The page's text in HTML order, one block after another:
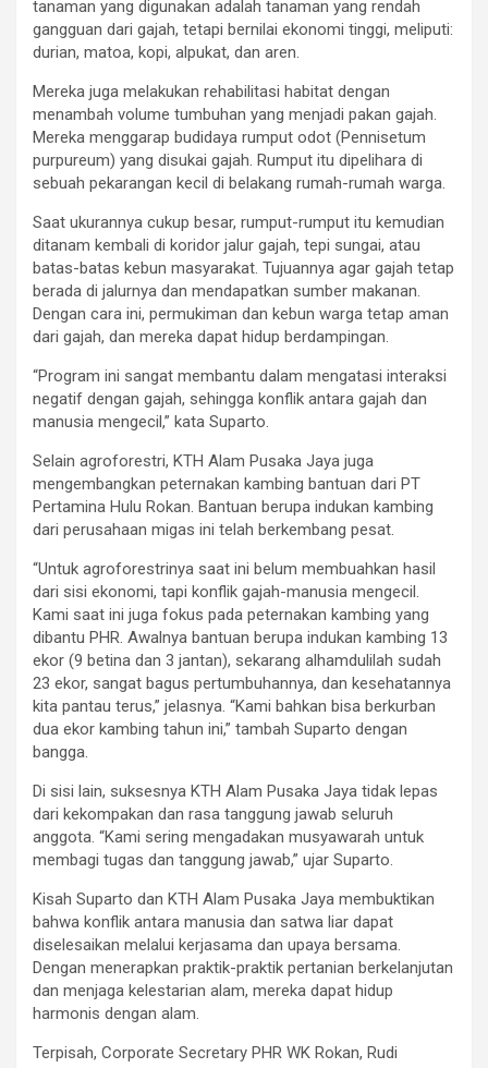
tanaman yang digunakan adalah tanaman yang rendah
gangguan dari gajah, tetapi bernilai ekonomi tinggi, meliputi:
durian, matoa, kopi, alpukat, dan aren.
Mereka juga melakukan rehabilitasi habitat dengan
menambah volume tumbuhan yang menjadi pakan gajah.
Mereka menggarap budidaya rumput odot (Pennisetum
purpureum) yang disukai gajah. Rumput itu dipelihara di
sebuah pekarangan kecil di belakang rumah-rumah warga.
Saat ukurannya cukup besar, rumput-rumput itu kemudian
ditanam kembali di koridor jalur gajah, tepi sungai, atau
batas-batas kebun masyarakat. Tujuannya agar gajah tetap
berada di jalurnya dan mendapatkan sumber makanan.
Dengan cara ini, permukiman dan kebun warga tetap aman
dari gajah, dan mereka dapat hidup berdampingan.
“Program ini sangat membantu dalam mengatasi interaksi
negatif dengan gajah, sehingga konflik antara gajah dan
manusia mengecil,” kata Suparto.
Selain agroforestri, KTH Alam Pusaka Jaya juga
mengembangkan peternakan kambing bantuan dari PT
Pertamina Hulu Rokan. Bantuan berupa indukan kambing
dari perusahaan migas ini telah berkembang pesat.
“Untuk agroforestrinya saat ini belum membuahkan hasil
dari sisi ekonomi, tapi konflik gajah-manusia mengecil.
Kami saat ini juga fokus pada peternakan kambing yang
dibantu PHR. Awalnya bantuan berupa indukan kambing 13
ekor (9 betina dan 3 jantan), sekarang alhamdulilah sudah
23 ekor, sangat bagus pertumbuhannya, dan kesehatannya
kita pantau terus,” jelasnya. “Kami bahkan bisa berkurban
dua ekor kambing tahun ini,” tambah Suparto dengan
bangga.
Di sisi lain, suksesnya KTH Alam Pusaka Jaya tidak lepas
dari kekompakan dan rasa tanggung jawab seluruh
anggota. “Kami sering mengadakan musyawarah untuk
membagi tugas dan tanggung jawab,” ujar Suparto.
Kisah Suparto dan KTH Alam Pusaka Jaya membuktikan
bahwa konflik antara manusia dan satwa liar dapat
diselesaikan melalui kerjasama dan upaya bersama.
Dengan menerapkan praktik-praktik pertanian berkelanjutan
dan menjaga kelestarian alam, mereka dapat hidup
harmonis dengan alam.
Terpisah, Corporate Secretary PHR WK Rokan, Rudi